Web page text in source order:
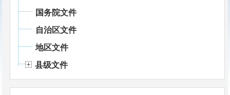
国务院文件
自治区文件
地区文件
县级文件